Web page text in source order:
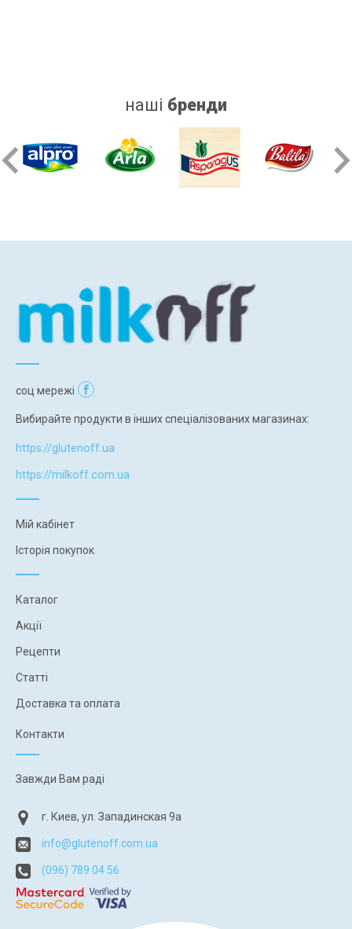
наші бренди
соц мережі
Вибирайте продукти в інших спеціалізованих магазинах:
https://glutenoff.ua
https://milkoff.com.ua
Мій кабінет
Історія покупок
Каталог
Акції
Рецепти
Статті
Доставка та оплата
Контакти
Завжди Вам раді
г. Киев, ул. Западинская 9а
info@glutenoff.com.ua
(096) 789 04 56